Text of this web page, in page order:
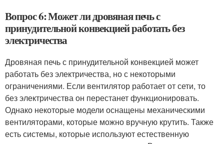
Вопрос 6: Может ли дровяная печь с
принудительной конвекцией работать без
электричества
Дровяная печь с принудительной конвекцией может
работать без электричества, но с некоторыми
ограничениями. Если вентилятор работает от сети, то
без электричества он перестанет функционировать.
Однако некоторые модели оснащены механическими
вентиляторами, которые можно вручную крутить. Также
есть системы, которые используют естественную